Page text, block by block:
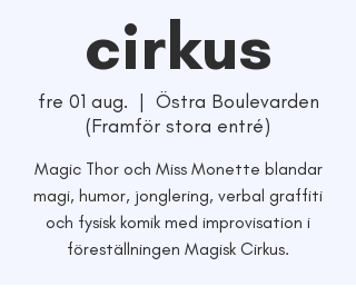
cirkus
fre 01 aug.
  |
Östra Boulevarden
(Framför stora entré)
Magic Thor och Miss Monette blandar
magi, humor, jonglering, verbal graffiti
och fysisk komik med improvisation i